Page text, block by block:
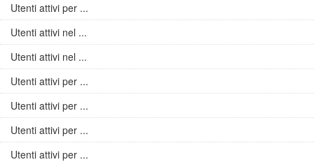
Utenti attivi per ...
Utenti attivi nel ...
Utenti attivi nel ...
Utenti attivi per ...
Utenti attivi per ...
Utenti attivi per ...
Utenti attivi per ...